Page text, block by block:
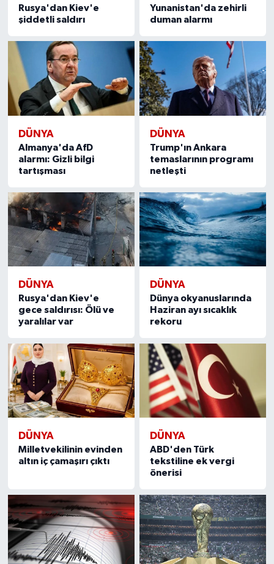
Rusya'dan Kiev'e
şiddetli saldırı
Yunanistan'da zehirli
duman alarmı
DÜNYA
Almanya'da AfD
alarmı: Gizli bilgi
tartışması
DÜNYA
Trump'ın Ankara
temaslarının programı
netleşti
DÜNYA
Rusya'dan Kiev'e
gece saldırısı: Ölü ve
yaralılar var
DÜNYA
Dünya okyanuslarında
Haziran ayı sıcaklık
rekoru
DÜNYA
Milletvekilinin evinden
altın iç çamaşırı çıktı
DÜNYA
ABD'den Türk
tekstiline ek vergi
önerisi